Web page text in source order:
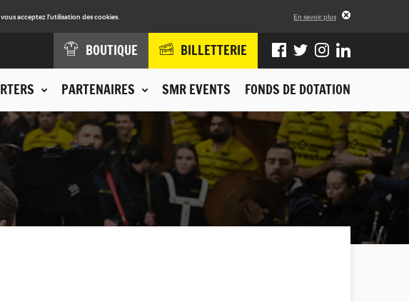
acceptez l'utilisation des cookies. En savoir plus
PARTENAIRES SMR EVENTS FONDS DE DOTATION
BOUTIQUE BILLETTERIE